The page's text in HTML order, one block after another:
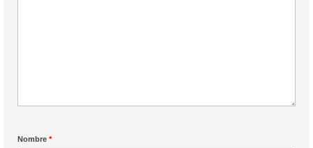
Nombre *